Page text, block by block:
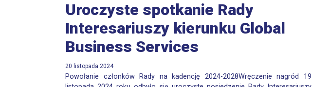
Uroczyste spotkanie Rady
Interesariuszy kierunku Global
Business Services
20 listopada 2024
Powołanie członków Rady na kadencję 2024-2028Wręczenie nagród 19